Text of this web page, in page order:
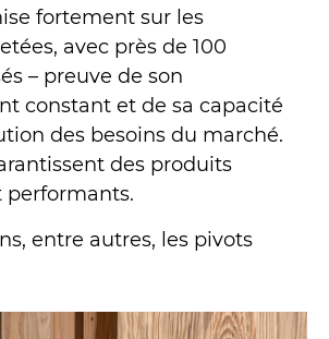
fortement sur les
avec près de 100
– preuve de son
constant et de sa capacité
des besoins du marché.
des produits
performants.
entre autres, les pivots